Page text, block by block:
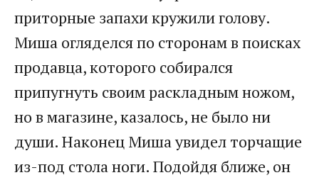
приторные запахи кружили голову.
Миша огляделся по сторонам в поисках
продавца, которого собирался
припугнуть своим раскладным ножом,
но в магазине, казалось, не было ни
души. Наконец Миша увидел торчащие
из-под стола ноги. Подойдя ближе, он